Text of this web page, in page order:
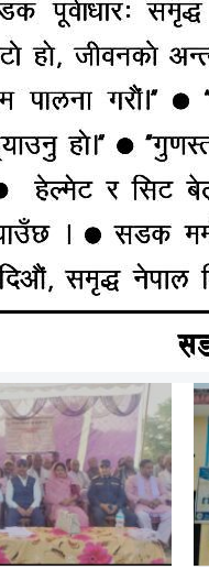
सशस्त्र
भवन उद्घाटन